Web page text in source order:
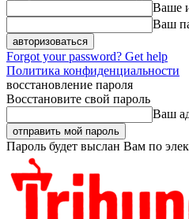
Ваше
Ваш
Forgot your password? Get help
Политика конфиденциальности
восстановление пароля
Восстановите свой пароль
Ваш
Пароль будет выслан Вам по